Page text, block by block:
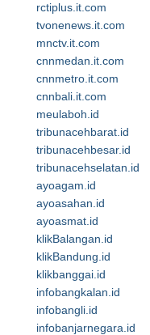
rctiplus.it.com
tvonenews.it.com
mnctv.it.com
cnnmedan.it.com
cnnmetro.it.com
cnnbali.it.com
meulaboh.id
tribunacehbarat.id
tribunacehbesar.id
tribunacehselatan.id
ayoagam.id
ayoasahan.id
ayoasmat.id
klikBalangan.id
klikBandung.id
klikbanggai.id
infobangkalan.id
infobangli.id
infobanjarnegara.id